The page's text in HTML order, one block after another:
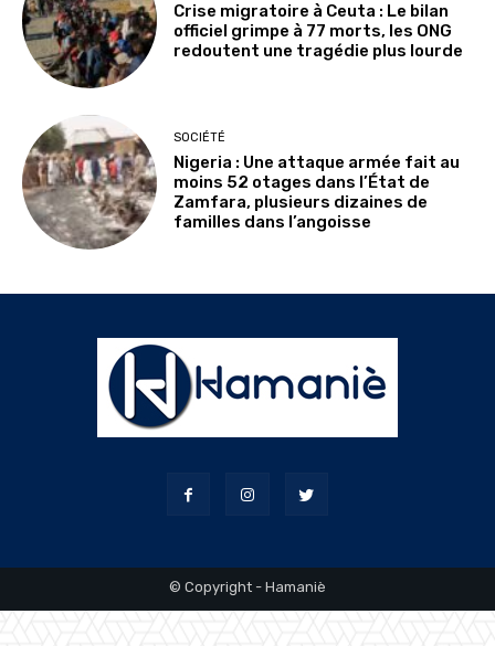
Crise migratoire à Ceuta : Le bilan
officiel grimpe à 77 morts, les ONG
redoutent une tragédie plus lourde
SOCIÉTÉ
Nigeria : Une attaque armée fait au
moins 52 otages dans l’État de
Zamfara, plusieurs dizaines de
familles dans l’angoisse
© Copyright - Hamaniè